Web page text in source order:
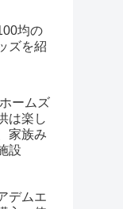
均の
ズを紹
ームズ
は楽し
家族み
設
デムエ